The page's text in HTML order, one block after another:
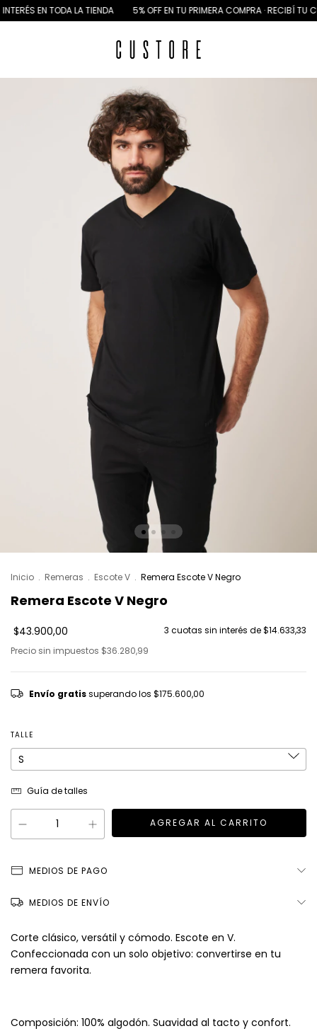
TODA LA TIENDA 5% OFF EN TU PRIMERA COMPRA · RECIBÍ TU CUPÓN
Inicio . Remeras . Escote V . Remera Escote V Negro
Remera Escote V Negro
$43.900,00 3 cuotas sin interés de$14.633,33
Precio sin impuestos $36.280,99
Envío gratis superando los $175.600,00
TALLE
Guía de talles
MEDIOS DE PAGO
MEDIOS DE ENVÍO
Corte clásico, versátil y cómodo. Escote en V.
Confeccionada con un solo objetivo: convertirse en tu
remera favorita.
Composición: 100% algodón. Suavidad al tacto y confort.